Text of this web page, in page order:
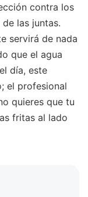
contra los
las juntas.
servirá de nada
que el agua
día, este
el profesional
quieres que tu
fritas al lado